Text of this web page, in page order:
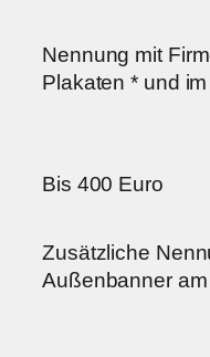
Nennung mit
Plakaten * und
Bis 400 Euro
Zusätzliche
Außenbanner